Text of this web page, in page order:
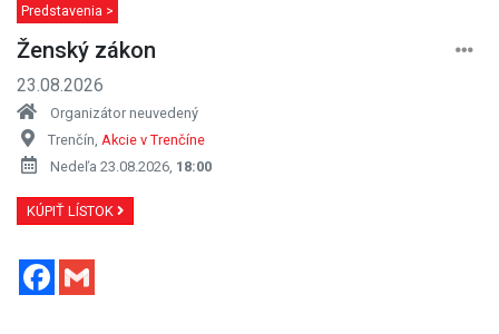
Predstavenia >
Ženský zákon
23.08.2026
Organizátor neuvedený
Trenčín, Akcie v Trenčíne
Nedeľa 23.08.2026, 18:00
KÚPIŤ LÍSTOK
Facebook